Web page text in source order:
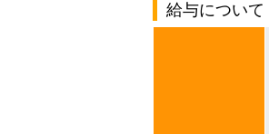
給与について